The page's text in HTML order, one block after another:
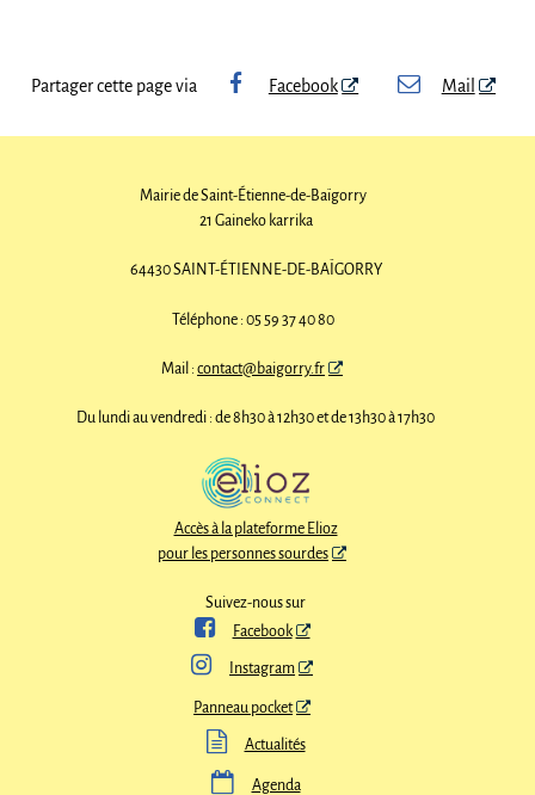
Partager cette page via Facebook Mail
Mairie de Saint-Étienne-de-Baïgorry
21 Gaineko karrika
64430 SAINT-ÉTIENNE-DE-BAÏGORRY
Téléphone : 05 59 37 40 80
Mail :contact@baigorry.fr
Du lundi au vendredi : de 8h30 à 12h30 et de 13h30 à 17h30
Accès à la plateforme Elioz
pour les personnes sourdes
Suivez-nous sur
 Facebook
 Instagram
Panneau pocket
 Actualités
 Agenda